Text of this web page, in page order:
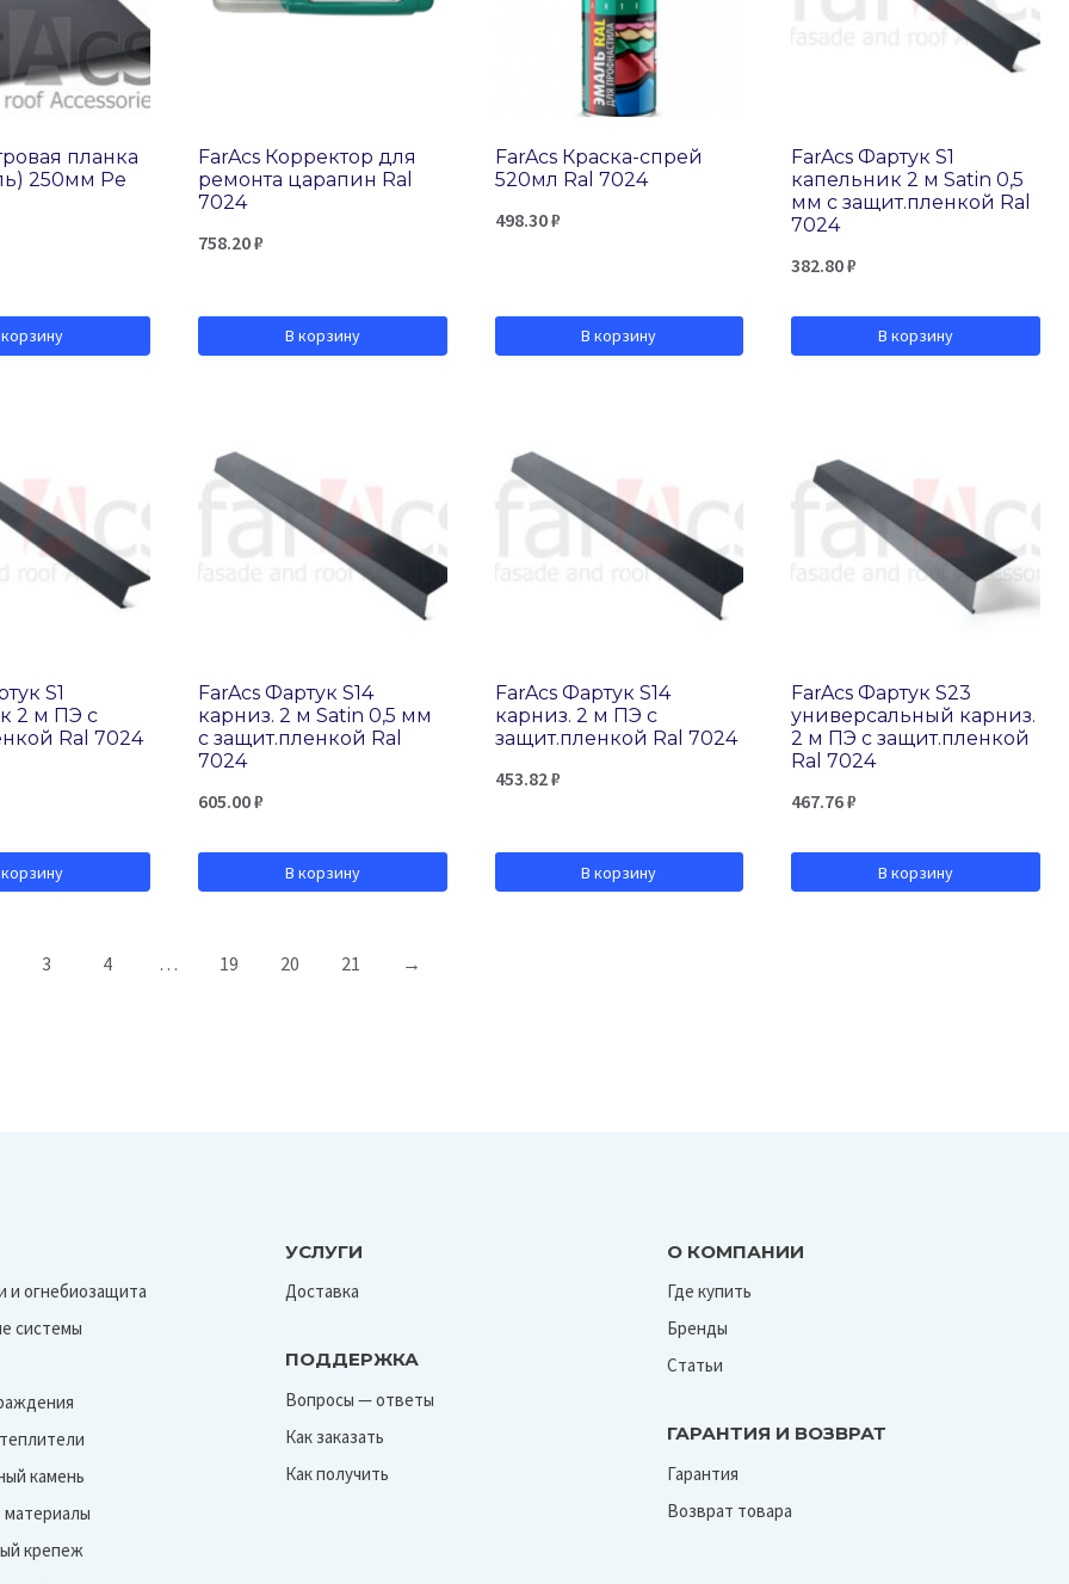
планка
250мм Ре
FarAcs Корректор для
ремонта царапин Ral
7024
758.20₽
В корзину
FarAcs Краска-спрей
520мл Ral 7024
498.30₽
В корзину
FarAcs Фартук S1
капельник 2 м Satin 0,5
мм с защит.пленкой Ral
7024
382.80₽
В корзину
S1
2 м ПЭ с
Ral 7024
FarAcs Фартук S14
карниз. 2 м Satin 0,5 мм
с защит.пленкой Ral
7024
605.00₽
В корзину
FarAcs Фартук S14
карниз. 2 м ПЭ с
защит.пленкой Ral 7024
453.82₽
В корзину
FarAcs Фартук S23
универсальный карниз.
2 м ПЭ с защит.пленкой
Ral 7024
467.76₽
В корзину
3 4 … 19 20 21 →
и огнебиозащита
системы
камень
крепеж
УСЛУГИ
Доставка
ПОДДЕРЖКА
Вопросы — ответы
Как заказать
Как получить
О КОМПАНИИ
Где купить
Бренды
Статьи
ГАРАНТИЯ И ВОЗВРАТ
Гарантия
Возврат товара